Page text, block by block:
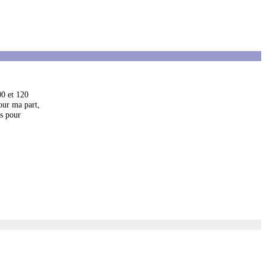
et 120
ma part,
pour